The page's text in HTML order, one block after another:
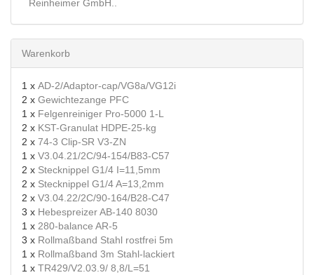
Reinheimer GmbH..
Warenkorb
1 x AD-2/Adaptor-cap/VG8a/VG12i
2 x Gewichtezange PFC
1 x Felgenreiniger Pro-5000 1-L
2 x KST-Granulat HDPE-25-kg
2 x 74-3 Clip-SR V3-ZN
1 x V3.04.21/2C/94-154/B83-C57
2 x Stecknippel G1/4 I=11,5mm
2 x Stecknippel G1/4 A=13,2mm
2 x V3.04.22/2C/90-164/B28-C47
3 x Hebespreizer AB-140 8030
1 x 280-balance AR-5
3 x Rollmaßband Stahl rostfrei 5m
1 x Rollmaßband 3m Stahl-lackiert
1 x TR429/V2.03.9/ 8,8/L=51